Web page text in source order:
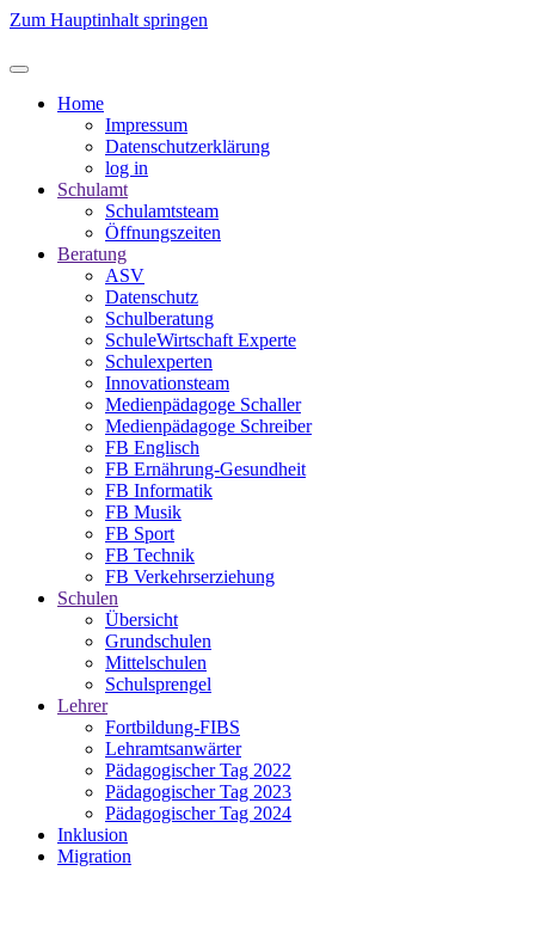
Zum Hauptinhalt springen
Home
Impressum
Datenschutzerklärung
log in
Schulamt
Schulamtsteam
Öffnungszeiten
Beratung
ASV
Datenschutz
Schulberatung
SchuleWirtschaft Experte
Schulexperten
Innovationsteam
Medienpädagoge Schaller
Medienpädagoge Schreiber
FB Englisch
FB Ernährung-Gesundheit
FB Informatik
FB Musik
FB Sport
FB Technik
FB Verkehrserziehung
Schulen
Übersicht
Grundschulen
Mittelschulen
Schulsprengel
Lehrer
Fortbildung-FIBS
Lehramtsanwärter
Pädagogischer Tag 2022
Pädagogischer Tag 2023
Pädagogischer Tag 2024
Inklusion
Migration